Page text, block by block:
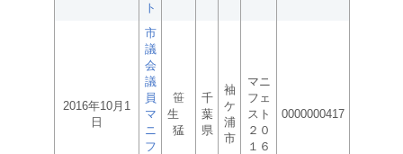
ト
2016年10月1
日
市
議
会
議
員
マ
ニ
フ
笹
生
猛
千
葉
県
袖
ケ
浦
市
マニ
フェ
スト
２０
１６
0000000417